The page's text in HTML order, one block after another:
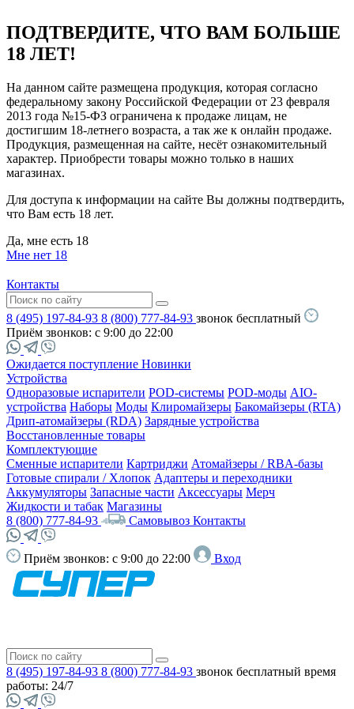
ПОДТВЕРДИТЕ, ЧТО ВАМ БОЛЬШЕ
18 ЛЕТ!
На данном сайте размещена продукция, которая согласно
федеральному закону Российской Федерации от 23 февраля
2013 года №15-ФЗ ограничена к продаже лицам, не
достигшим 18-летнего возраста, а так же к онлайн продаже.
Продукция, размещенная на сайте, несёт ознакомительный
характер. Приобрести товары можно только в наших
магазинах.
Для доступа к информации на сайте Вы должны подтвердить,
что Вам есть 18 лет.
Да, мне есть 18
Мне нет 18
Контакты
8 (495) 197-84-93 8 (800) 777-84-93 звонок бесплатный
Приём звонков: с 9:00 до 22:00
Ожидается поступление Новинки
Устройства
Одноразовые испарители POD-системы POD-моды AIO-
устройства Наборы Моды Клиромайзеры Бакомайзеры (RTA)
Дрип-атомайзеры (RDA) Зарядные устройства
Восстановленные товары
Комплектующие
Сменные испарители Картриджи Атомайзеры / RBA-базы
Готовые спирали / Хлопок Адаптеры и переходники
Аккумуляторы Запасные части Аксессуары Мерч
Жидкости и табак Магазины
8 (800) 777-84-93
Самовывоз Контакты
Приём звонков: с 9:00 до 22:00 Вход
8 (495) 197-84-93 8 (800) 777-84-93 звонок бесплатный время
работы: 24/7